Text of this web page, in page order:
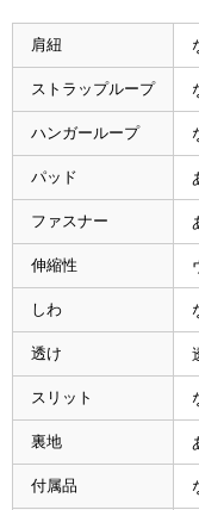
肩紐
ストラップループ
ハンガーループ
パッド
ファスナー
伸縮性
しわ
透け
スリット
裏地
付属品